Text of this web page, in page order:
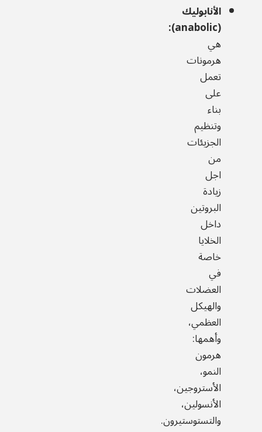
الأنابوليك
(anabolic):
هي
هرمونات
تعمل
على
بناء
وتنظيم
الجزيئات
من
اجل
زيادة
البروتين
داخل
الخلايا
خاصة
في
العضلات
والهيكل
العظمي،
وأهمها:
هرمون
النمو،
الأستروجين،
الأنسولين،
والتستوستيرون.